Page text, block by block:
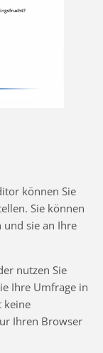
können Sie
Sie können
und sie an Ihre
nutzen Sie
Ihre Umfrage in
keine
Ihren Browser